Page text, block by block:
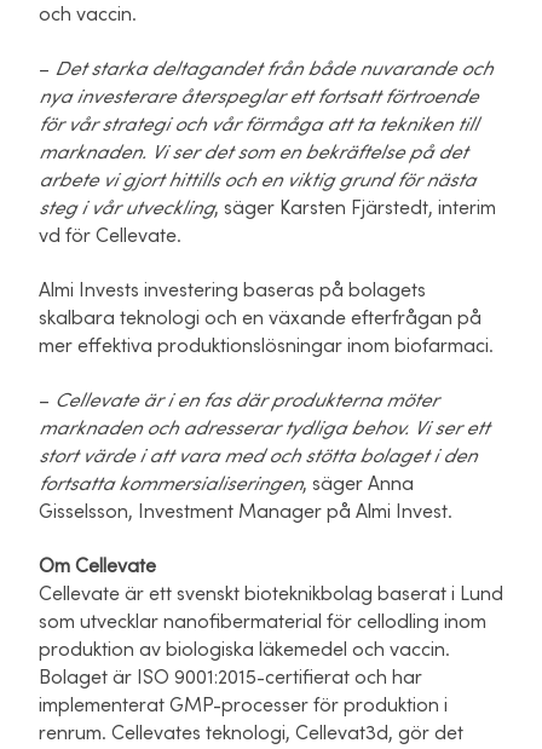
och vaccin.
– Det starka deltagandet från både nuvarande och
nya investerare återspeglar ett fortsatt förtroende
för vår strategi och vår förmåga att ta tekniken till
marknaden. Vi ser det som en bekräftelse på det
arbete vi gjort hittills och en viktig grund för nästa
steg i vår utveckling, säger Karsten Fjärstedt, interim
vd för Cellevate.
Almi Invests investering baseras på bolagets
skalbara teknologi och en växande efterfrågan på
mer effektiva produktionslösningar inom biofarmaci.
– Cellevate är i en fas där produkterna möter
marknaden och adresserar tydliga behov. Vi ser ett
stort värde i att vara med och stötta bolaget i den
fortsatta kommersialiseringen, säger Anna
Gisselsson, Investment Manager på Almi Invest.
Om Cellevate
Cellevate är ett svenskt bioteknikbolag baserat i Lund
som utvecklar nanofibermaterial för cellodling inom
produktion av biologiska läkemedel och vaccin.
Bolaget är ISO 9001:2015-certifierat och har
implementerat GMP-processer för produktion i
renrum. Cellevates teknologi, Cellevat3d, gör det